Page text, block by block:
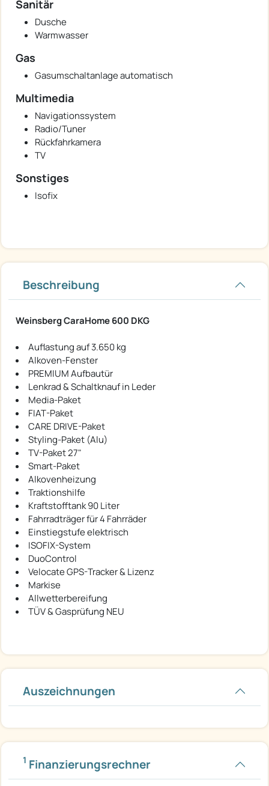
Sanitär
Dusche
Warmwasser
Gas
Gasumschaltanlage automatisch
Multimedia
Navigationssystem
Radio/Tuner
Rückfahrkamera
TV
Sonstiges
Isofix
Beschreibung
Weinsberg CaraHome 600 DKG
Auflastung auf 3.650 kg
Alkoven-Fenster
PREMIUM Aufbautür
Lenkrad & Schaltknauf in Leder
Media-Paket
FIAT-Paket
CARE DRIVE-Paket
Styling-Paket (Alu)
TV-Paket 27"
Smart-Paket
Alkovenheizung
Traktionshilfe
Kraftstofftank 90 Liter
Fahrradträger für 4 Fahrräder
Einstiegstufe elektrisch
ISOFIX-System
DuoControl
Velocate GPS-Tracker & Lizenz
Markise
Allwetterbereifung
TÜV & Gasprüfung NEU
Auszeichnungen
1 Finanzierungsrechner